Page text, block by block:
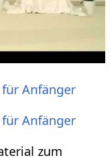
Anfänger
Anfänger
zum